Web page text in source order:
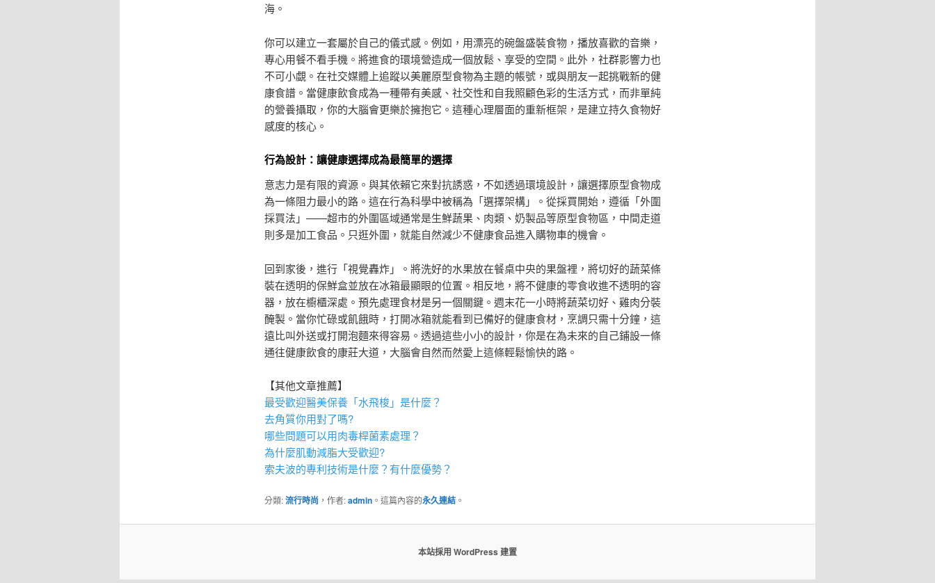
海。
你可以建立一套屬於自己的儀式感。例如，用漂亮的碗盤盛裝食物，播放喜歡的音樂，
專心用餐不看手機。將進食的環境營造成一個放鬆、享受的空間。此外，社群影響力也
不可小覷。在社交媒體上追蹤以美麗原型食物為主題的帳號，或與朋友一起挑戰新的健
康食譜。當健康飲食成為一種帶有美感、社交性和自我照顧色彩的生活方式，而非單純
的營養攝取，你的大腦會更樂於擁抱它。這種心理層面的重新框架，是建立持久食物好
感度的核心。
行為設計：讓健康選擇成為最簡單的選擇
意志力是有限的資源。與其依賴它來對抗誘惑，不如透過環境設計，讓選擇原型食物成
為一條阻力最小的路。這在行為科學中被稱為「選擇架構」。從採買開始，遵循「外圍
採買法」——超市的外圍區域通常是生鮮蔬果、肉類、奶製品等原型食物區，中間走道
則多是加工食品。只逛外圍，就能自然減少不健康食品進入購物車的機會。
回到家後，進行「視覺轟炸」。將洗好的水果放在餐桌中央的果盤裡，將切好的蔬菜條
裝在透明的保鮮盒並放在冰箱最顯眼的位置。相反地，將不健康的零食收進不透明的容
器，放在櫥櫃深處。預先處理食材是另一個關鍵。週末花一小時將蔬菜切好、雞肉分裝
醃製。當你忙碌或飢餓時，打開冰箱就能看到已備好的健康食材，烹調只需十分鐘，這
遠比叫外送或打開泡麵來得容易。透過這些小小的設計，你是在為未來的自己鋪設一條
通往健康飲食的康莊大道，大腦會自然而然愛上這條輕鬆愉快的路。
【其他文章推薦】
最受歡迎醫美保養「水飛梭」是什麼？
去角質你用對了嗎?
哪些問題可以用肉毒桿菌素處理？
為什麼肌動減脂大受歡迎?
索夫波的專利技術是什麼？有什麼優勢？
分類:流行時尚 ，作者:admin。這篇內容的永久連結。
本站採用 WordPress 建置